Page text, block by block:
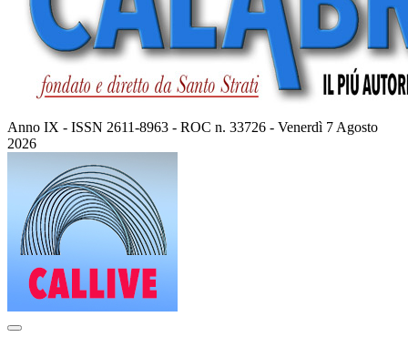
Anno IX - ISSN 2611-8963 - ROC n. 33726 - Venerdì 7 Agosto
2026